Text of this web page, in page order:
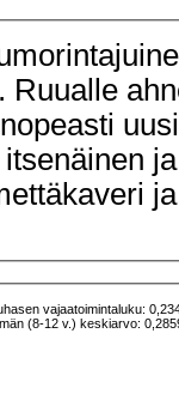
Ruualle
vajaatoimintaluku:
(8-12 v.) keskiarvo: